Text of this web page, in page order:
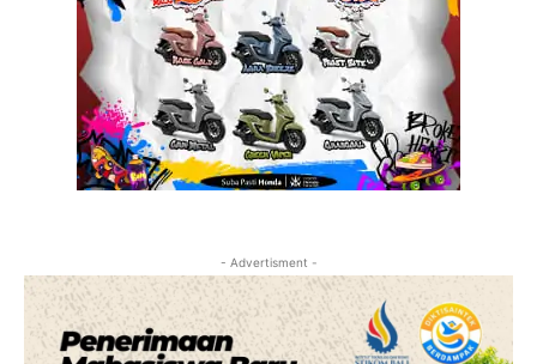
- Advertisment -